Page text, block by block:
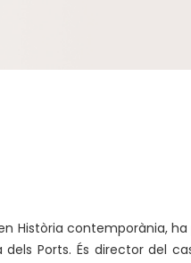
Història contemporània,
Ports. És director del